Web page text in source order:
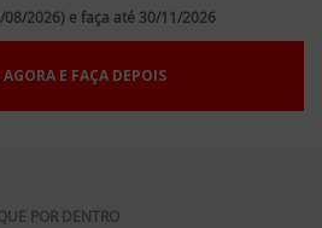
08/2026) e faça até 30/11/2026
E FAÇA DEPOIS
POR DENTRO